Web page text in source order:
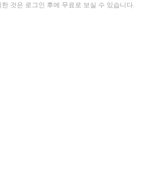
것은 로그인 후에 무료로 보실 수 있습니다.